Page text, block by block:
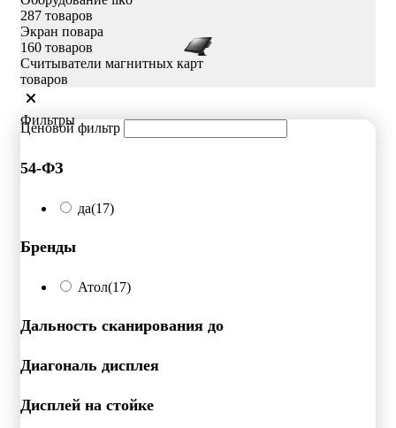
287 товаров
Экран повара
160 товаров
Считыватели магнитных карт
товаров
Фильтры
Ценовой фильтр
54-ФЗ
да(17)
Бренды
Атол(17)
Дальность сканирования до
Диагональ дисплея
Дисплей на стойке